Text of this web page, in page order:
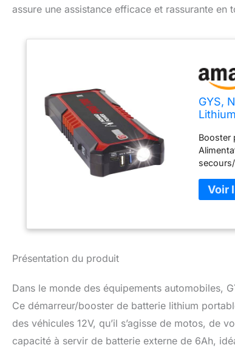
assure une assistance efficace et rassurante en
GYS,
LED,
Booster
Présentation du produit
Dans le monde des équipements automobiles,
Ce démarreur/booster de batterie lithium
des véhicules 12V, qu’il s’agisse de motos, de
capacité à servir de batterie externe de 6Ah,